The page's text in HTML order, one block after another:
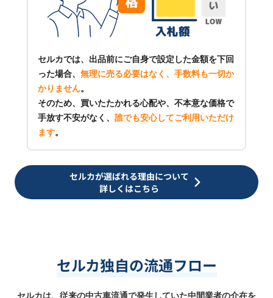
セルカでは、出品前にご自身で設定した金額を下回
った場合、 無理に売る必要はなく、手数料も一切か
かりません。
そのため、買いたたかれる心配や、不本意な価格で
手放す不安がなく、 誰でも安心してご利用いただけ
ます。
セルカが選ばれる理由について
詳しくはこちら
セルカ独自の流通フロー
セルカは、従来の中古車流通で発生していた中間業者の介在を